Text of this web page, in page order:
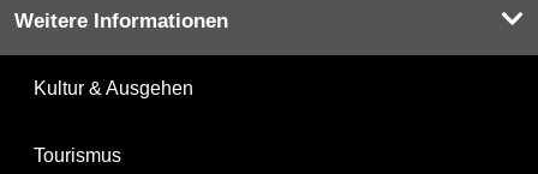
Weitere Informationen
Kultur & Ausgehen
Tourismus